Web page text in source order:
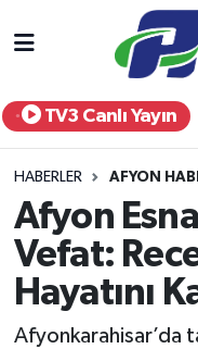
TV3 Canlı Yayın
HABERLER AFYON
Afyon
Vefat:
Hayatını
Afyonkarahisar’da
Yurt Haber
Afyon Haber
Siyaset
Spor
Afyonkarahisar
Afyonkarahisar
Afyonkarahisar
Süper Lig Puan